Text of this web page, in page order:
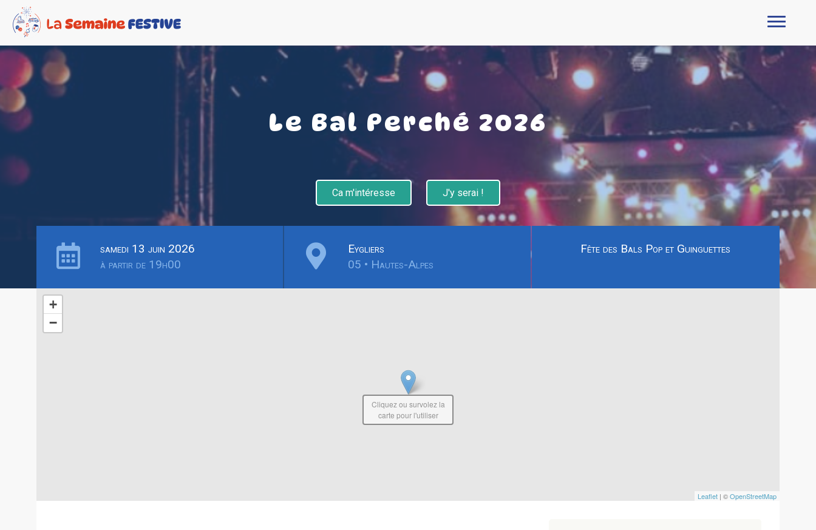
Le Bal Perché 2026
Ca m'intéresse J'y serai !
samedi 13 juin 2026
à partir de 19h00
Eygliers
05 • Hautes-Alpes
Fête des Bals Pop et Guinguettes
+
−
Leaflet | ©OpenStreetMap
Cliquez ou survolez la
carte pour l'utiliser